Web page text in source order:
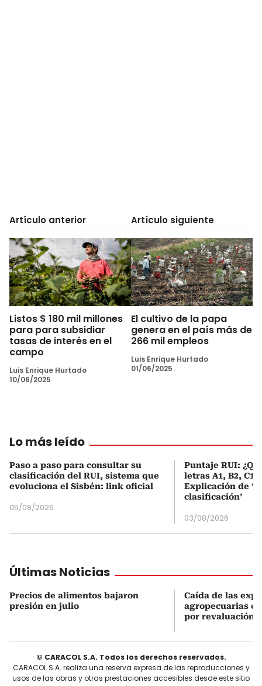
Artículo anterior
Listos $ 180 mil millones
para para subsidiar
tasas de interés en el
campo
Luis Enrique Hurtado
10/06/2025
Artículo siguiente
El cultivo de la papa
genera en el país más de
266 mil empleos
Luis Enrique Hurtado
01/06/2025
Lo más leído
Paso a paso para consultar su
clasificación del RUI, sistema que
evoluciona el Sisbén: link oficial
05/08/2026
Puntaje RUI:
letras A1, B2, C1
Explicación de
clasificación’
03/08/2026
Últimas Noticias
Precios de alimentos bajaron
presión en julio
Caída de las
agropecuarias
por revaluación
© CARACOL S.A. Todos los derechos reservados.
CARACOL S.A. realiza una reserva expresa de las reproducciones y
usos de las obras y otras prestaciones accesibles desde este sitio